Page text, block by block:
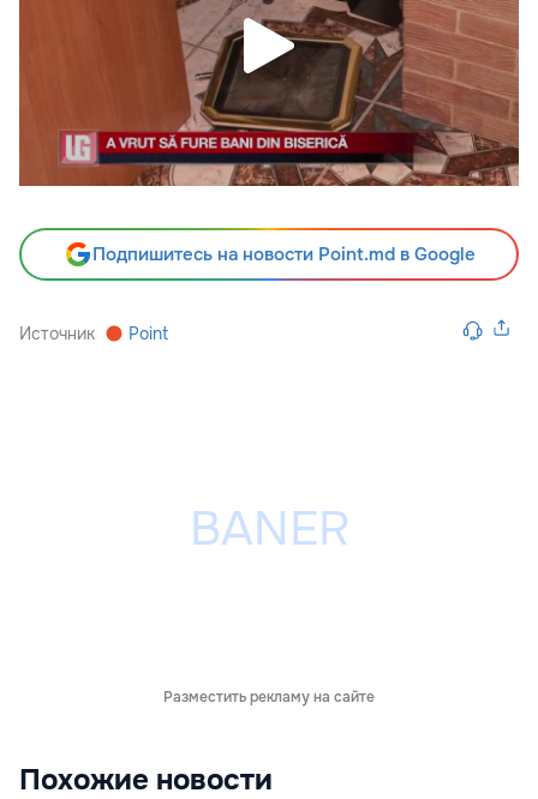
Подпишитесь на новости Point.md в Google
Источник Point
Разместить рекламу на сайте
Похожие новости